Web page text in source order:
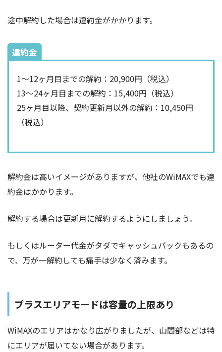
途中解約した場合は違約金がかかります。
違約金
1～12ヶ月目までの解約：20,900円（税込）
13～24ヶ月目までの解約：15,400円（税込）
25ヶ月目以降、契約更新月以外の解約：10,450円
（税込）
解約金は高いイメージがありますが、他社のWiMAXでも違
約金はかかります。
解約する場合は更新月に解約するようにしましょう。
もしくはルーター代金がタダでキャッシュバックもあるの
で、万が一解約しても痛手は少なく済みます。
プラスエリアモードは容量の上限あり
WiMAXのエリアはかなり広がりましたが、山間部などは特
にエリアが届いてない場合があります。